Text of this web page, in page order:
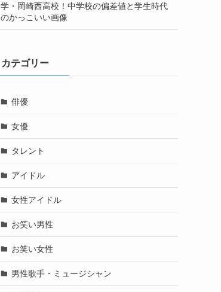
学・岡崎西高校！中学校の偏差値と学生時代
のかっこいい画像
カテゴリー
俳優
女優
タレント
アイドル
女性アイドル
お笑い男性
お笑い女性
男性歌手・ミュージシャン